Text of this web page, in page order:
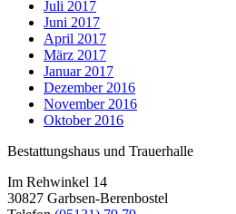
Juli 2017
Juni 2017
April 2017
März 2017
Januar 2017
Dezember 2016
November 2016
Oktober 2016
Bestattungshaus und Trauerhalle
Im Rehwinkel 14
30827 Garbsen-Berenbostel